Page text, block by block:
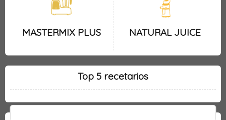
MASTERMIX PLUS NATURAL JUICE
Top 5 recetarios